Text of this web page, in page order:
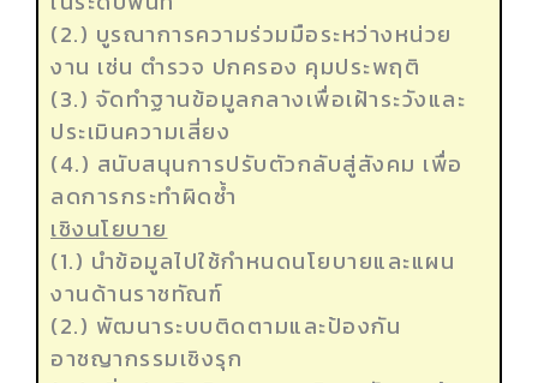
(2.) บูรณาการความร่วมมือระหว่างหน่วย
งาน เช่น ตำรวจ ปกครอง คุมประพฤติ
(3.) จัดทำฐานข้อมูลกลางเพื่อเฝ้าระวังและ
ประเมินความเสี่ยง
(4.) สนับสนุนการปรับตัวกลับสู่สังคม เพื่อ
ลดการกระทำผิดซ้ำ
เชิงนโยบาย
(1.) นำข้อมูลไปใช้กำหนดนโยบายและแผน
งานด้านราชทัณฑ์
(2.) พัฒนาระบบติดตามและป้องกัน
อาชญากรรมเชิงรุก